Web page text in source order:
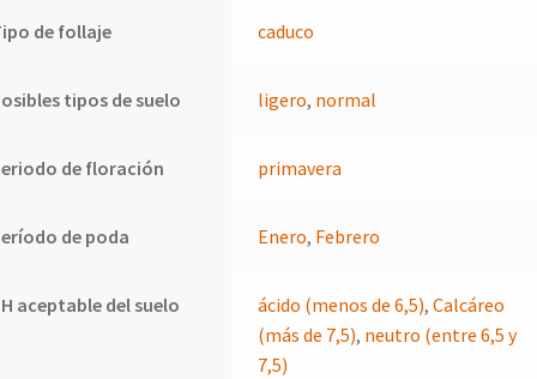
de follaje caduco
tipos de suelo ligero, normal
de floración primavera
de poda Enero, Febrero
aceptable del suelo ácido (menos de 6,5),Calcáreo
(más de 7,5), neutro (entre 6,5 y
7,5)